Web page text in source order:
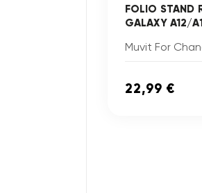
FOLIO STAND
GALAXY A12/
Muvit For
22,99 €